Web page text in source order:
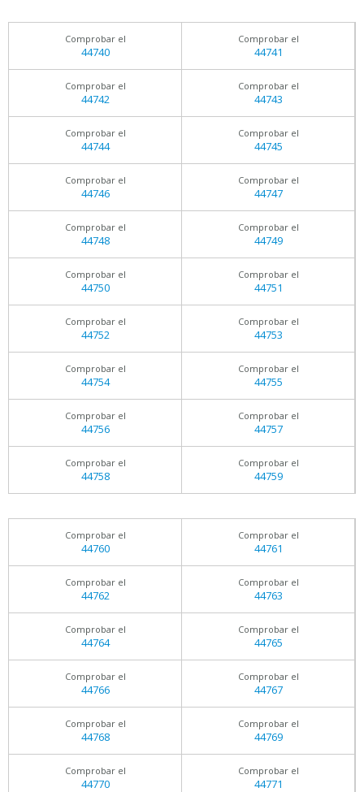
Comprobar el
44740
Comprobar el
44741
Comprobar el
44742
Comprobar el
44743
Comprobar el
44744
Comprobar el
44745
Comprobar el
44746
Comprobar el
44747
Comprobar el
44748
Comprobar el
44749
Comprobar el
44750
Comprobar el
44751
Comprobar el
44752
Comprobar el
44753
Comprobar el
44754
Comprobar el
44755
Comprobar el
44756
Comprobar el
44757
Comprobar el
44758
Comprobar el
44759
Comprobar el
44760
Comprobar el
44761
Comprobar el
44762
Comprobar el
44763
Comprobar el
44764
Comprobar el
44765
Comprobar el
44766
Comprobar el
44767
Comprobar el
44768
Comprobar el
44769
Comprobar el
44770
Comprobar el
44771